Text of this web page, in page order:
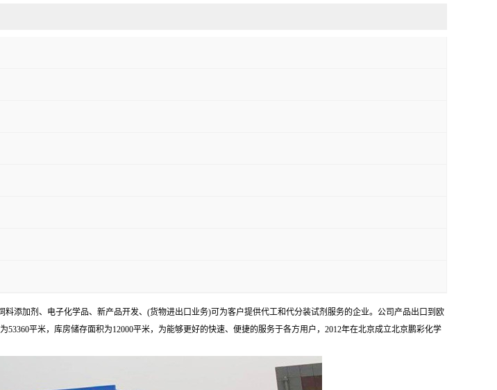
添加剂、电子化学品、新产品开发、(货物进出口业务)可为客户提供代工和代分装试剂服务的企业。公司产品出口到欧
平米，库房储存面积为12000平米，为能够更好的快速、便捷的服务于各方用户，2012年在北京成立北京鹏彩化学